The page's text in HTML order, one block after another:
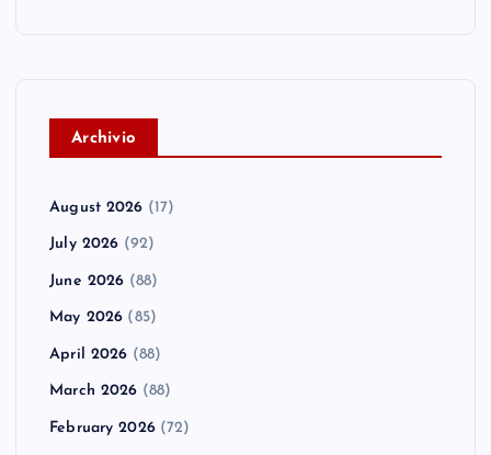
Archivio
August 2026 (17)
July 2026 (92)
June 2026 (88)
May 2026 (85)
April 2026 (88)
March 2026 (88)
February 2026(72)